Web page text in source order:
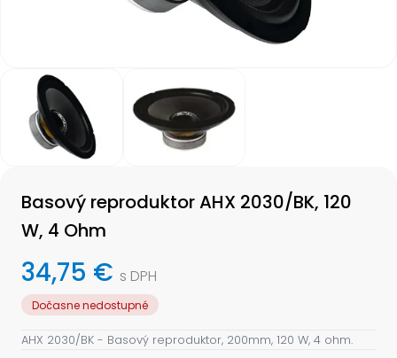
Basový reproduktor AHX 2030/BK, 120
W, 4 Ohm
34,75 € s DPH
Dočasne nedostupné
AHX 2030/BK - Basový reproduktor, 200mm, 120 W, 4 ohm.